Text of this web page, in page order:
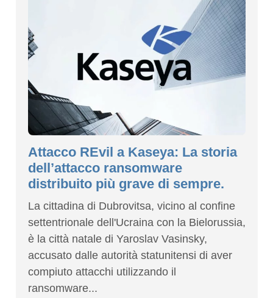
Attacco REvil a Kaseya: La storia
dell’attacco ransomware
distribuito più grave di sempre.
La cittadina di Dubrovitsa, vicino al confine
settentrionale dell'Ucraina con la Bielorussia,
è la città natale di Yaroslav Vasinsky,
accusato dalle autorità statunitensi di aver
compiuto attacchi utilizzando il
ransomware...